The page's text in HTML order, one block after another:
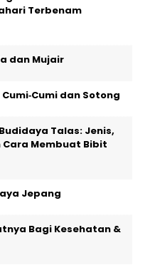
Terbenam
dan Mujair
dan Sotong
Talas: Jenis,
Cara Membuat Bibit
Jepang
Bagi Kesehatan &